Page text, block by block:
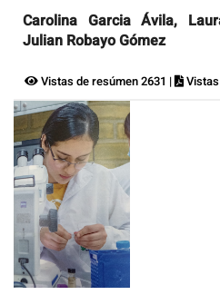
Carolina Garcia Ávila,
Julian Robayo Gómez
Vistas de resúmen 2631 |